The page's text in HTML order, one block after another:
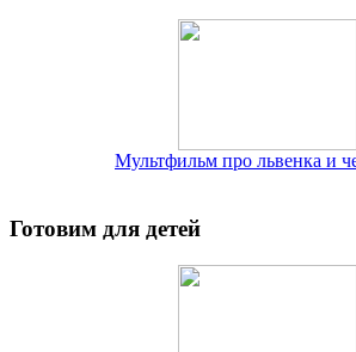
Мультфильм про львенка и
Готовим для детей